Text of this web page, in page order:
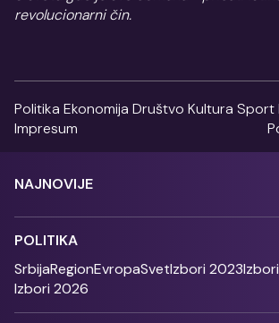
revolucionarni čin.
Politika Ekonomija Društvo Kultura Sport
Impresum
NAJNOVIJE
POLITIKA
SrbijaRegionEvropaSvetIzbori 2023
Izbori 2026